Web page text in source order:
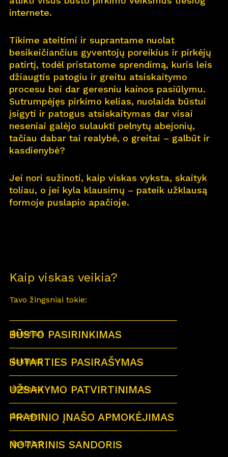
Apiemus
Karjera 11
Naujienos
Nauj ų namų kortelė
Kontaktai
internete.
Tikime ateitimi ir suprantame nuolat
besikeičiančius gyventojų poreikius ir pirkėjų
patirtį, todėl pristatome sprendimą, kuris leis
džiaugtis patogiu ir greitu atsiskaitymo
procesu bei dar geresniu kainos pasiūlymu.
Sutrumpėjęs pirkimo kelias, nuolaida būstui
įsigyti ir patogus atsiskaitymas dar visai
neseniai galėjo sulaukti pelnytų abejonių,
tačiau dabar tai realybė, o greitai – galbūt ir
kasdienybė?
Jei nori sužinoti, kaip viskas vyksta, skaityk
toliau, o jei kyla klausimų – pateik užklausą
formoje puslapio apačioje.
Kaip viskas veikia?
Tavo žingsniai tokie:
Išskleisti
BŪSTO PASIRINKIMAS
Išskleisti
SUTARTIES PASIRAŠYMAS
Išskleisti
UŽSAKYMO PATVIRTINIMAS
Išskleisti
PRADINIO ĮNAŠO APMOKĖJIMAS
Išskleisti
NOTARINIS SANDORIS